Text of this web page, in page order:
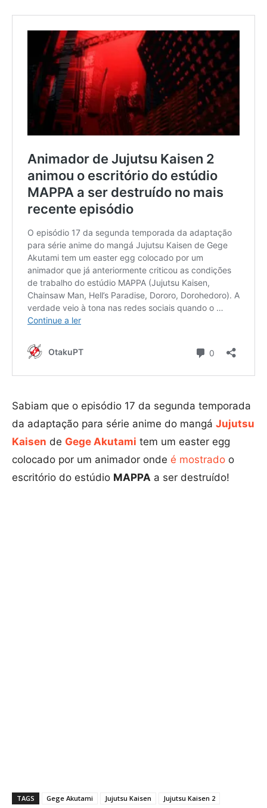
Sabiam que o episódio 17 da segunda temporada
da adaptação para série anime do mangá Jujutsu
Kaisen de Gege Akutami tem um easter egg
colocado por um animador onde é mostrado o
escritório do estúdio MAPPA a ser destruído!
TAGS Gege Akutami Jujutsu Kaisen Jujutsu Kaisen 2